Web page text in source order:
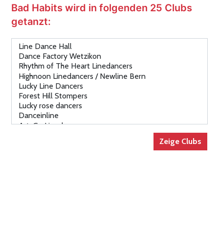
Bad Habits wird in folgenden 25 Clubs
getanzt: